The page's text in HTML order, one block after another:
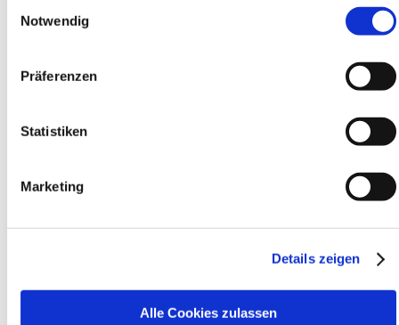
Notwendig
Präferenzen
Statistiken
Marketing
Details zeigen
Alle Cookies zulassen
bestreiten, benötigen wir in der Regel Zeit, um
haben Sie das Recht, die Einschränkung der
verlangen.
Sie statt der Löschung die Einschränkung der
mehr benötigen, Sie sie jedoch zur Ausübung,
Verteidigung oder Geltendmachung von
Rechtsansprüchen benötigen, haben Sie das Recht,